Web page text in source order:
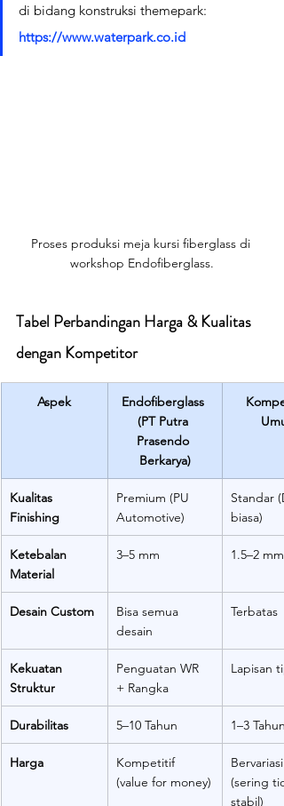
di bidang konstruksi themepark:
https://www.waterpark.co.id
Proses produksi meja kursi fiberglass di
workshop Endofiberglass.
Tabel Perbandingan Harga & Kualitas
dengan Kompetitor
Aspek
Endofiberglass
(PT Putra
Prasendo
Berkarya)
Kualitas
Finishing
Premium (PU
Automotive)
Standar
biasa)
Ketebalan
Material
3–5 mm 1.5–2 mm
Desain Custom
Bisa semua
desain
Terbatas
Kekuatan
Struktur
Penguatan WR
+ Rangka
Lapisan
Durabilitas 5–10 Tahun 1–3 Tahun
Harga
Kompetitif
(value for money)
Bervariasi
(sering
stabil)